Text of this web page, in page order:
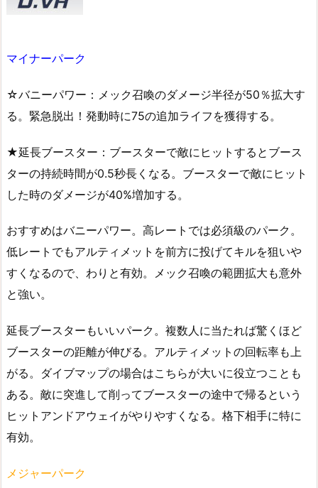
マイナーパーク
☆バニーパワー：メック召喚のダメージ半径が50％拡大す
る。緊急脱出！発動時に75の追加ライフを獲得する。
★延長ブースター：ブースターで敵にヒットするとブース
ターの持続時間が0.5秒長くなる。ブースターで敵にヒット
した時のダメージが40%増加する。
おすすめはバニーパワー。高レートでは必須級のパーク。
低レートでもアルティメットを前方に投げてキルを狙いや
すくなるので、わりと有効。メック召喚の範囲拡大も意外
と強い。
延長ブースターもいいパーク。複数人に当たれば驚くほど
ブースターの距離が伸びる。アルティメットの回転率も上
がる。ダイブマップの場合はこちらが大いに役立つことも
ある。敵に突進して削ってブースターの途中で帰るという
ヒットアンドアウェイがやりやすくなる。格下相手に特に
有効。
メジャーパーク